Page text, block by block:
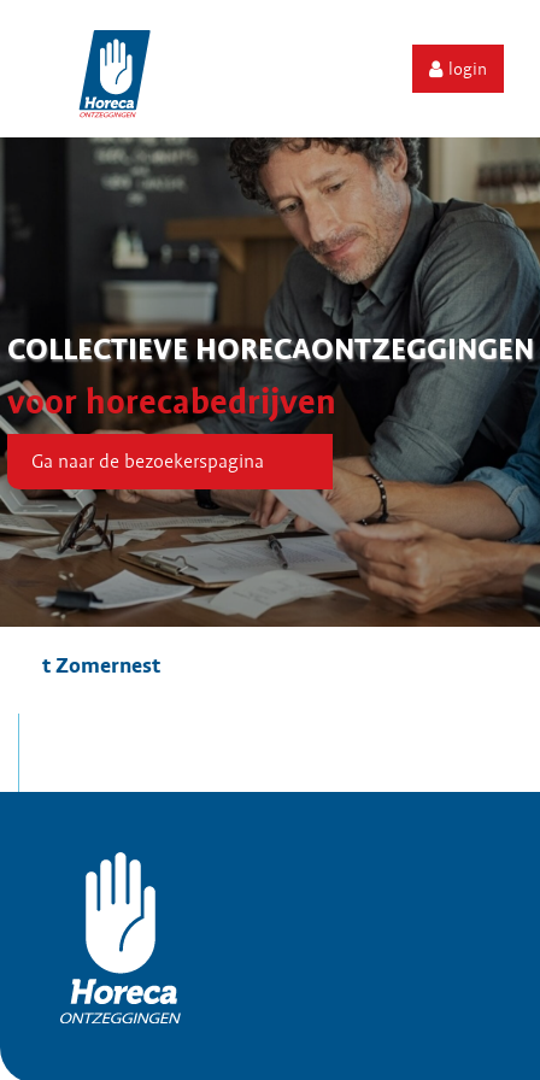
login
COLLECTIEVE HORECAONTZEGGINGEN
voor horecabedrijven
Ga naar de bezoekerspagina
t Zomernest